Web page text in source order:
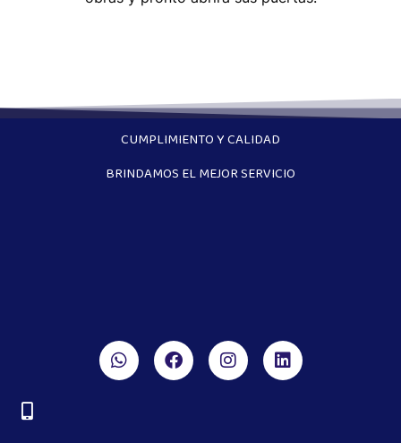
CUMPLIMIENTO Y CALIDAD
BRINDAMOS EL MEJOR SERVICIO